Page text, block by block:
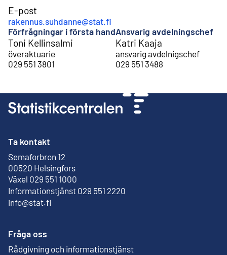
E-post
rakennus.suhdanne@stat.fi
Förfrågningar i första hand
Toni Kellinsalmi
överaktuarie
029 551 3801
Ansvarig avdelningschef
Katri Kaaja
ansvarig avdelnigschef
029 551 3488
Ta kontakt
Semaforbron 12
00520 Helsingfors
Extern länk
Växel 029 551 1000
Informationstjänst 029 551 2220
info@stat.fi
Fråga oss
Rådgivning och informationstjänst